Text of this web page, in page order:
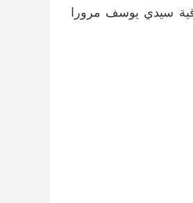
الجزائرية في ساقية سيدي يوسف مرورا